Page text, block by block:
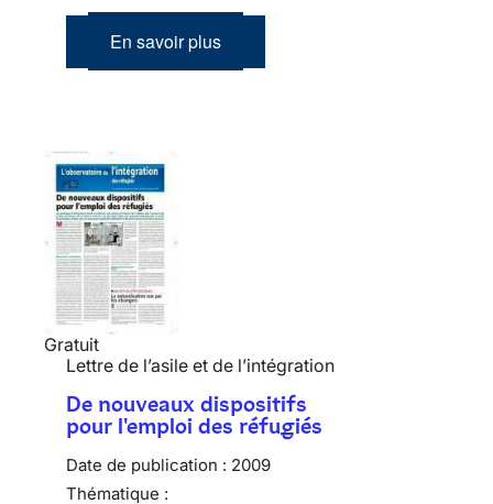
En savoir plus
Gratuit
Lettre de l’asile et de l’intégration
De nouveaux dispositifs
pour l'emploi des réfugiés
Date de publication : 2009
Thématique :